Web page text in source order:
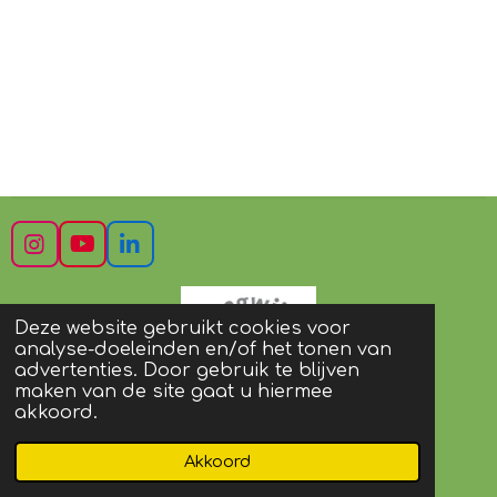
Deze website gebruikt cookies voor
analyse-doeleinden en/of het tonen van
advertenties. Door gebruik te blijven
maken van de site gaat u hiermee
akkoord.
Akkoord
I
n
a
g
r
a
m
Y
o
T
u
b
e
L
i
e
d
I
n